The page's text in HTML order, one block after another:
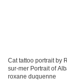
Cat tattoo portrait by
sur-mer Portrait of
roxane duquenne